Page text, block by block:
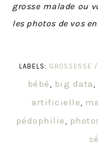
grosse malade ou
les photos de vos
LABELS:GROSSESSE
bébé, big data,
artificielle,
pédophilie,